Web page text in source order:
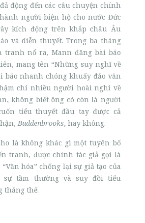
động đến các câu chuyện chính
người biện hộ cho nước Đức
kích động trên khắp châu Âu
và diễn thuyết. Trong ba tháng
tranh nổ ra, Mann đăng bài báo
mang tên “Những suy nghĩ về
báo nhanh chóng khuấy đảo văn
chí nhiều người hoài nghi về
không biết ông có còn là người
tiểu thuyết đầu tay được cả
Buddenbrooks, hay không.
là không khác gì một tuyên bố
tranh, được chính tác giả gọi là
hóa” chống lại sự giả tạo của
sự tầm thường và suy đồi tiểu
thắng thế.